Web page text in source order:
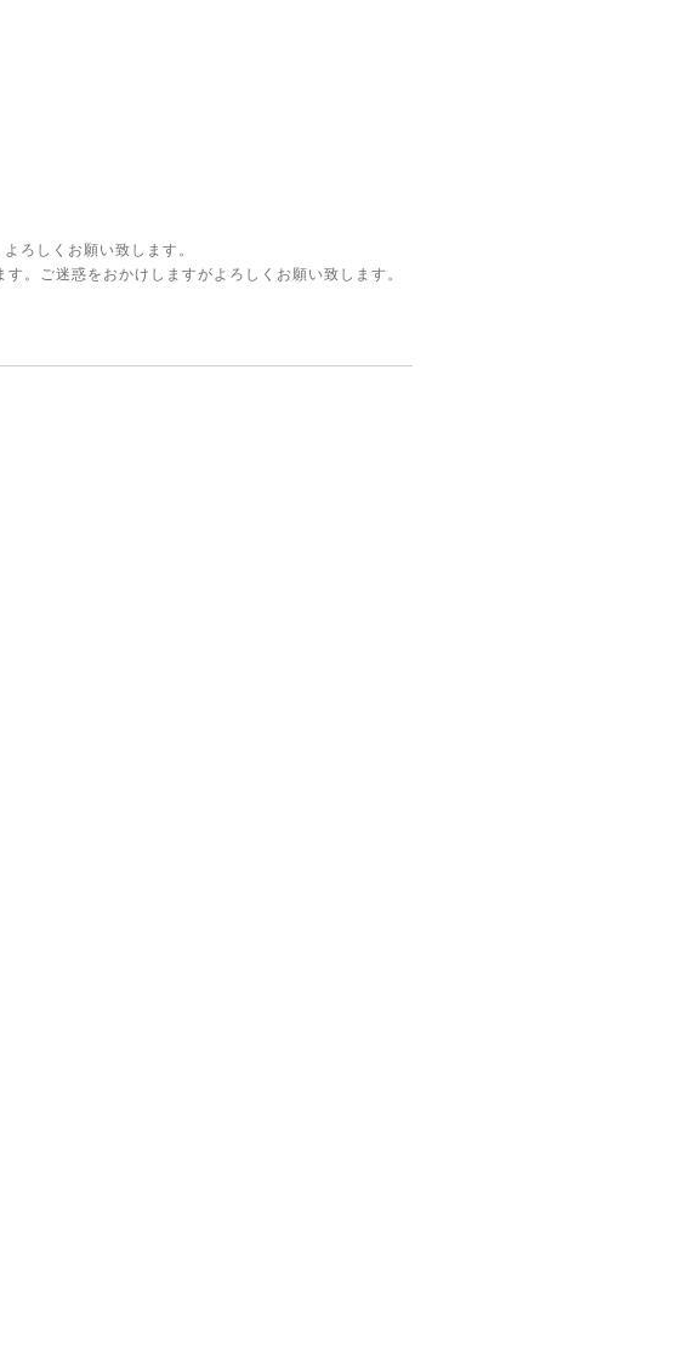
ろしくお願い致します。
。ご迷惑をおかけしますがよろしくお願い致します。